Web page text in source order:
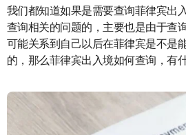
我们都知道如果是需要查询菲律宾出
查询相关的问题的，主要也是由于查
可能关系到自己以后在菲律宾是不是
的，那么菲律宾出入境如何查询，有